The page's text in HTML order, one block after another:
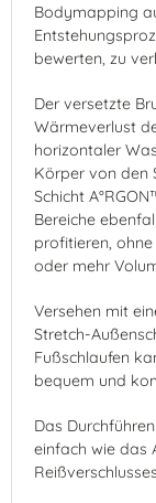
Bodymapping
bewerten, zu
Der versetzte
Wärmeverlust
horizontaler
Körper von den
Schicht
Bereiche
profitieren,
oder mehr
Versehen mit
Stretch-
Fußschlaufen
bequem und
Das
einfach wie das